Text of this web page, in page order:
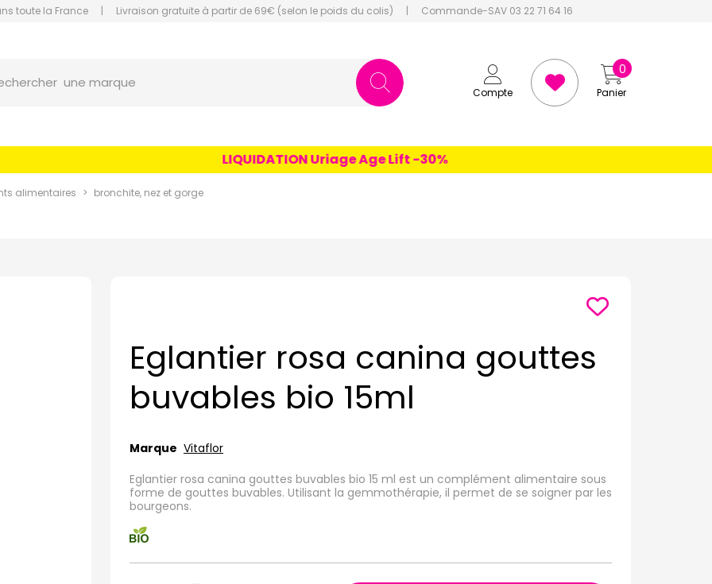
toute la France | Livraison gratuite à partir de 69€ (selon le poids du colis) | Commande-SAV 03 22 71 64 16
Compte Panier
0
un conseil
LIQUIDATION Uriage Age Lift -30%
alimentaires bronchite, nez et gorge
Eglantier rosa canina gouttes
buvables bio 15ml
Marque Vitaflor
Eglantier rosa canina gouttes buvables bio 15 ml est un complément alimentaire sous
forme de gouttes buvables. Utilisant la gemmothérapie, il permet de se soigner par les
bourgeons.